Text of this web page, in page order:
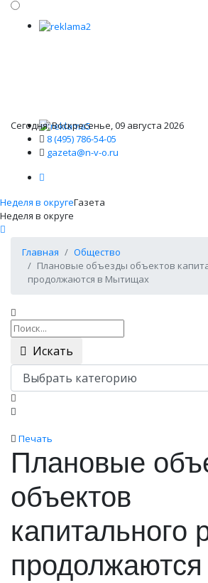
Сегодня: Воскресенье, 09 августа 2026
8 (495) 786-54-05
gazeta@n-v-o.ru
Неделя в округеГазета
Неделя в округе
Главная
Общество
Плановые объезды объектов
продолжаются в Мытищах
Искать
Печать
Плановые
объектов
капитального
продолжаются